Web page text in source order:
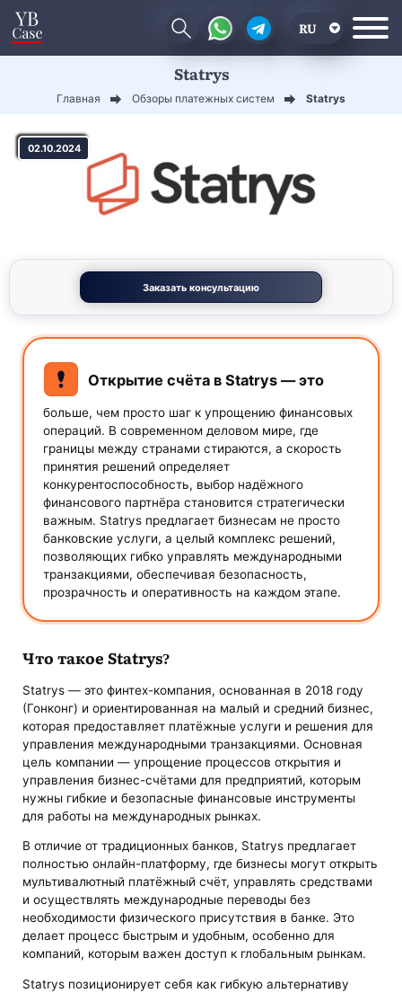
RU
Statrys
Главная Обзоры платежных систем Statrys
02.10.2024
Заказать консультацию
Открытие счёта в Statrys — это
больше, чем просто шаг к упрощению финансовых
операций. В современном деловом мире, где
границы между странами стираются, а скорость
принятия решений определяет
конкурентоспособность, выбор надёжного
финансового партнёра становится стратегически
важным. Statrys предлагает бизнесам не просто
банковские услуги, а целый комплекс решений,
позволяющих гибко управлять международными
транзакциями, обеспечивая безопасность,
прозрачность и оперативность на каждом этапе.
Что такое Statrys?
Statrys — это финтех-компания, основанная в 2018 году
(Гонконг) и ориентированная на малый и средний бизнес,
которая предоставляет платёжные услуги и решения для
управления международными транзакциями. Основная
цель компании — упрощение процессов открытия и
управления бизнес-счётами для предприятий, которым
нужны гибкие и безопасные финансовые инструменты
для работы на международных рынках.
В отличие от традиционных банков, Statrys предлагает
полностью онлайн-платформу, где бизнесы могут открыть
мультивалютный платёжный счёт, управлять средствами
и осуществлять международные переводы без
необходимости физического присутствия в банке. Это
делает процесс быстрым и удобным, особенно для
компаний, которым важен доступ к глобальным рынкам.
Statrys позиционирует себя как гибкую альтернативу